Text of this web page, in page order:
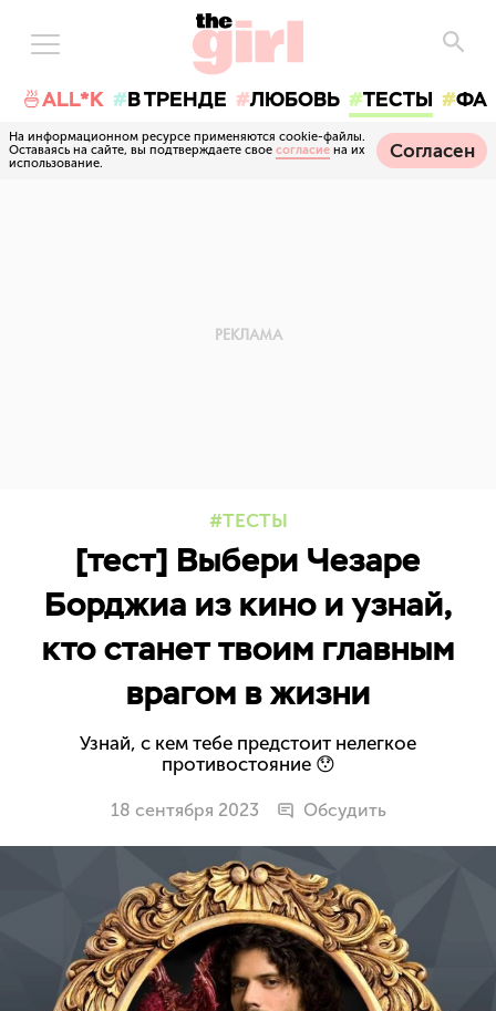
🍜ALL*K В ТРЕНДЕ ЛЮБОВЬ ТЕСТЫ
На информационном ресурсе применяются cookie-файлы.
Оставаясь на сайте, вы подтверждаете свое согласие на их
использование.
Согласен
ТЕСТЫ
[тест] Выбери Чезаре
Борджиа из кино и узнай,
кто станет твоим главным
врагом в жизни
Узнай, с кем тебе предстоит нелегкое
противостояние 😯
18 сентября 2023 Обсудить